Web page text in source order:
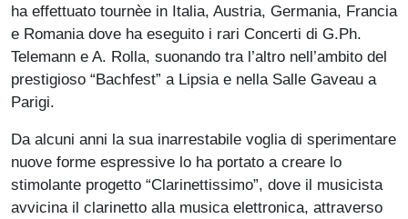
ha effettuato tournèe in Italia, Austria, Germania, Francia
e Romania dove ha eseguito i rari Concerti di G.Ph.
Telemann e A. Rolla, suonando tra l’altro nell’ambito del
prestigioso “Bachfest” a Lipsia e nella Salle Gaveau a
Parigi.
Da alcuni anni la sua inarrestabile voglia di sperimentare
nuove forme espressive lo ha portato a creare lo
stimolante progetto “Clarinettissimo”, dove il musicista
avvicina il clarinetto alla musica elettronica, attraverso